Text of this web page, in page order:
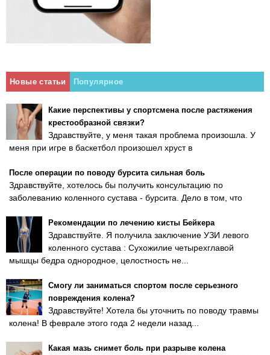
Новые статьи Популярное
Какие перспективы у спортсмена после растяжения
крестообразной связки?
Здравствуйте, у меня такая проблема произошла. У
меня при игре в баскетбол произошел хруст в
После операции по поводу бурсита сильная боль
Здравствуйте, хотелось бы получить консультацию по
заболеванию коленного сустава - бурсита. Дело в том, что
Рекомендации по лечению кисты Бейкера
Здравствуйте. Я получила заключение УЗИ левого
коленного сустава : Сухожилие четырехглавой
мышцы бедра однородное, целостность не...
Смогу ли заниматься спортом после серьезного
повреждения колена?
Здравствуйте! Хотела бы уточнить по поводу травмы
колена! В феврале этого года 2 недели назад...
Какая мазь снимет боль при разрыве колена